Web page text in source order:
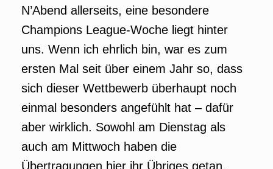
N’Abend allerseits, eine besondere
Champions League-Woche liegt hinter
uns. Wenn ich ehrlich bin, war es zum
ersten Mal seit über einem Jahr so, dass
sich dieser Wettbewerb überhaupt noch
einmal besonders angefühlt hat – dafür
aber wirklich. Sowohl am Dienstag als
auch am Mittwoch haben die
Übertragungen hier ihr Übriges getan.